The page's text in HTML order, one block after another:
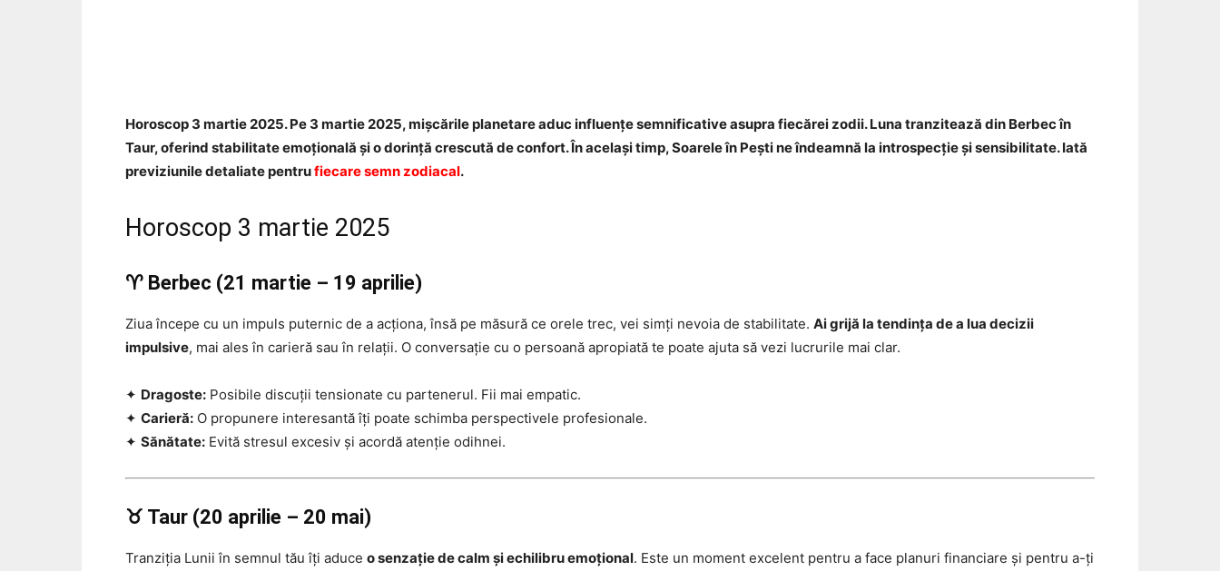
Horoscop 3 martie 2025. Pe 3 martie 2025, mișcările planetare aduc influențe semnificative asupra fiecărei zodii. Luna tranzitează din Berbec în
Taur, oferind stabilitate emoțională și o dorință crescută de confort. În același timp, Soarele în Pești ne îndeamnă la introspecție și sensibilitate. Iată
previziunile detaliate pentrufiecare semn zodiacal.
Horoscop 3 martie 2025
♈ Berbec (21 martie – 19 aprilie)
Ziua începe cu un impuls puternic de a acționa, însă pe măsură ce orele trec, vei simți nevoia de stabilitate. Ai grijă la tendința de a lua decizii
impulsive, mai ales în carieră sau în relații. O conversație cu o persoană apropiată te poate ajuta să vezi lucrurile mai clar.
✦ Dragoste: Posibile discuții tensionate cu partenerul. Fii mai empatic.
✦ Carieră: O propunere interesantă îți poate schimba perspectivele profesionale.
✦ Sănătate: Evită stresul excesiv și acordă atenție odihnei.
♉ Taur (20 aprilie – 20 mai)
Tranziția Lunii în semnul tău îți aduce o senzație de calm și echilibru emoțional. Este un moment excelent pentru a face planuri financiare și pentru a-ți